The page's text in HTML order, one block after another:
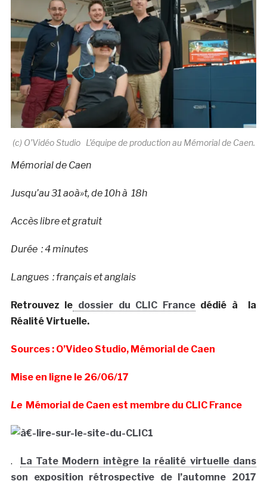
(c) O’Vidéo Studio L’équipe de production au Mémorial de Caen.
Mémorial de Caen
Jusqu’au 31 aoà»t, de 10h à 18h
Accès libre et gratuit
Durée : 4 minutes
Langues : français et anglais
Retrouvez le dossier du CLIC Francedédié à la
Réalité Virtuelle.
Sources : O’Video Studio, Mémorial de Caen
Mise en ligne le 26/06/17
Le Mémorial de Caen est membre du CLIC France
. La Tate Modern intègre la réalité virtuelle dans
son exposition rétrospective de l’automne 2017